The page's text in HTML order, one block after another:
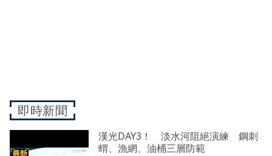
即時新聞
漢光DAY3！ 淡水河阻絕演練 鋼刺
蝟、漁網、油桶三層防範